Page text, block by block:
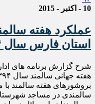
10 - اکتبر - 2015
عملکرد هفته
استان فارس سال ۹۴
شرح گزارش برنامه های
بروشورهای هفته سالمند
سالمندی در مساجد